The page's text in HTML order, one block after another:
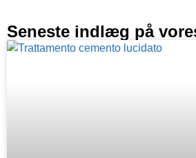
Seneste indlæg på